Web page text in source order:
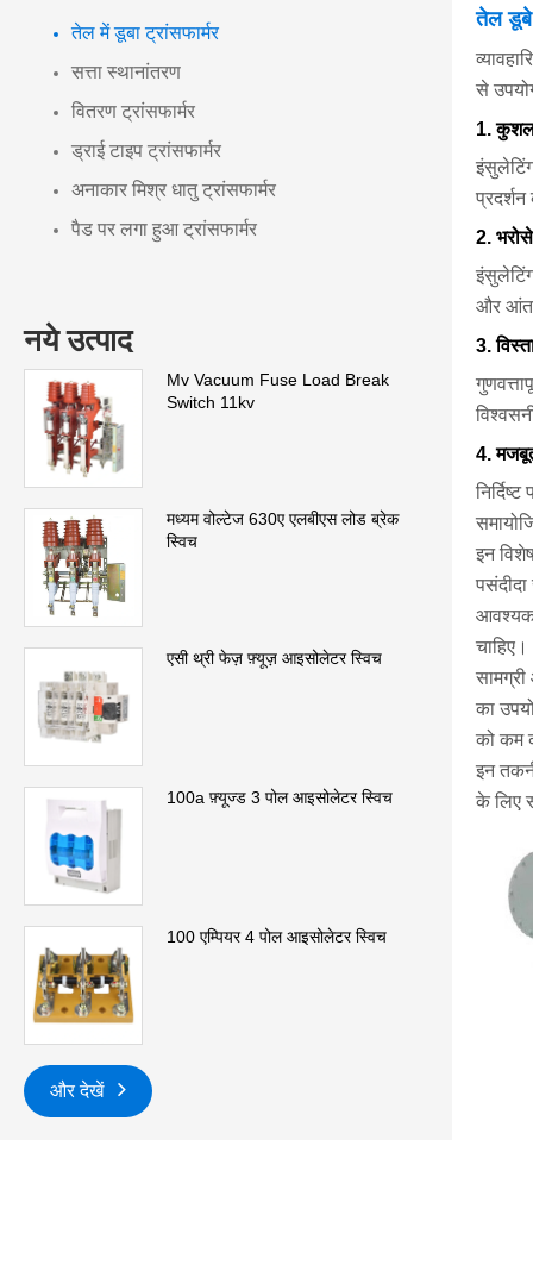
तेल में डूबा ट्रांसफार्मर
सत्ता स्थानांतरण
वितरण ट्रांसफार्मर
ड्राई टाइप ट्रांसफार्मर
अनाकार मिश्र धातु ट्रांसफार्मर
पैड पर लगा हुआ ट्रांसफार्मर
नये उत्पाद
Mv Vacuum Fuse Load Break
Switch 11kv
मध्यम वोल्टेज 630ए एलबीएस लोड ब्रेक
स्विच
एसी थ्री फेज़ फ़्यूज़ आइसोलेटर स्विच
100a फ़्यूज्ड 3 पोल आइसोलेटर स्विच
100 एम्पियर 4 पोल आइसोलेटर स्विच
और देखें
तेल डूबे
से
1. कुशल
2.
और
3.
4.
इन
चाहिए।
का
को कम
इन
के लिए